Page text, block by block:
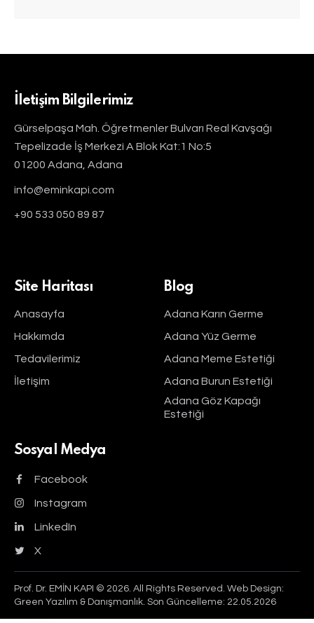
İletişim Bilgilerimiz
Gürselpaşa Mah. Öğretmenler Bulvarı Real Kavşağı
Tepelizade İş Merkezi A Blok Kat:1 No:5
01200 Adana, Adana
info@eminkapi.com
+90 533 050 89 87
Site Haritası
Anasayfa
Hakkımda
Tedavilerimiz
İletişim
Blog
Adana Karın Germe
Adana Yüz Germe
Adana Meme Estetiği
Adana Burun Estetiği
Adana Göz Kapağı
Estetiği
Sosyal Medya
Facebook
Instagram
LinkedIn
X
Prof. Dr. EMİN KAPI © 2026. All Rights Reserved. Web Design:
Green Yazılım & Danışmanlık. Son Güncelleme: 22.05.2026